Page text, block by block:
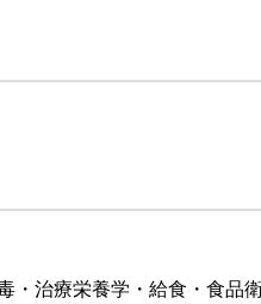
・治療栄養学・給食・食品